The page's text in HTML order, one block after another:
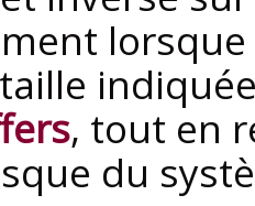
, tout en
du